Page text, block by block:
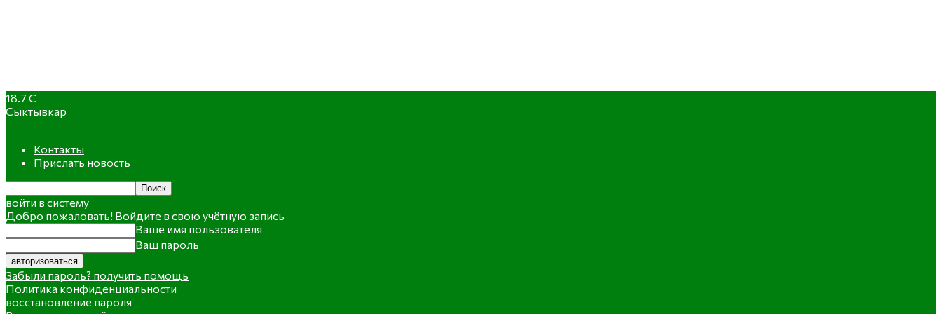
18.7 C
Сыктывкар
Контакты
Прислать новость
войти в систему
Добро пожаловать! Войдите в свою учётную запись
Ваше имя пользователя
Ваш пароль
Забыли пароль? получить помощь
Политика конфиденциальности
восстановление пароля